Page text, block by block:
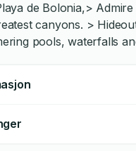
de Bolonia,>
canyons. >
pools, waterfalls